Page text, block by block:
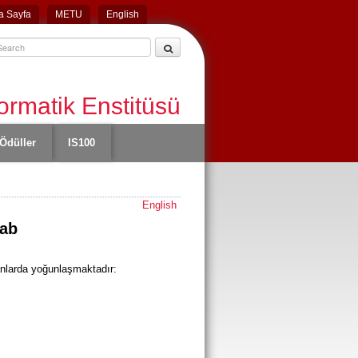
Sayfa METU English
Enstitüsü
Ödüller IS100
English
yoğunlaşmaktadır: